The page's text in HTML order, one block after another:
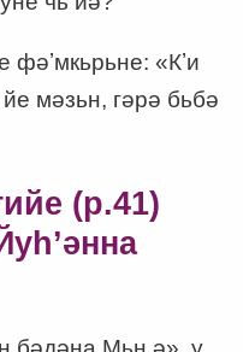
фәʼмкьрьне: «Кʼи
мәзьн, гәрә бьбә
(p.41)